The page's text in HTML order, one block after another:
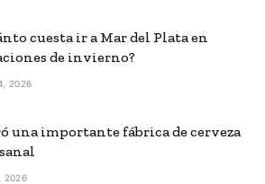
cuesta ir a Mar del Plata en
de invierno?
2026
una importante fábrica de cerveza
2026